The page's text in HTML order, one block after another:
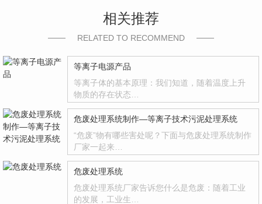
相关推荐
RELATED TO RECOMMEND
等离子电源产品
等离子体的基本原理：我们知道，随着温度上升
物质的存在状态…
危废处理系统制作—等离子技术污泥处理系统
“危废”物有哪些害处呢？下面与危废处理系统制作
厂家一起来…
危废处理系统
危废处理系统厂家告诉您什么是危废：随着工业
的发展，工业生…